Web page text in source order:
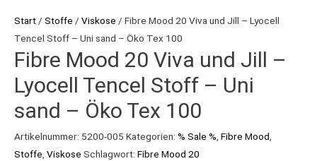
Start/ Stoffe / Viskose / Fibre Mood 20 Viva und Jill – Lyocell
Tencel Stoff – Uni sand – Öko Tex 100
Fibre Mood 20 Viva und Jill –
Lyocell Tencel Stoff – Uni
sand – Öko Tex 100
Artikelnummer: 5200-005 Kategorien: % Sale %, Fibre Mood,
Stoffe, Viskose Schlagwort: Fibre Mood 20